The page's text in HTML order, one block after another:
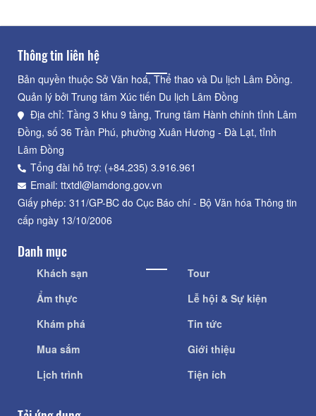
Thông tin liên hệ
Bản quyền thuộc Sở Văn hoá, Thể thao và Du lịch Lâm Đồng.
Quản lý bởi Trung tâm Xúc tiến Du lịch Lâm Đồng
Địa chỉ: Tầng 3 khu 9 tầng, Trung tâm Hành chính tỉnh Lâm
Đồng, số 36 Trần Phú, phường Xuân Hương - Đà Lạt, tỉnh
Lâm Đồng
Tổng đài hỗ trợ: (+84.235) 3.916.961
Email: ttxtdl@lamdong.gov.vn
Giấy phép: 311/GP-BC do Cục Báo chí - Bộ Văn hóa Thông tin
cấp ngày 13/10/2006
Danh mục
Khách sạn
Ẩm thực
Khám phá
Mua sắm
Lịch trình
Tour
Lễ hội & Sự kiện
Tin tức
Giới thiệu
Tiện ích